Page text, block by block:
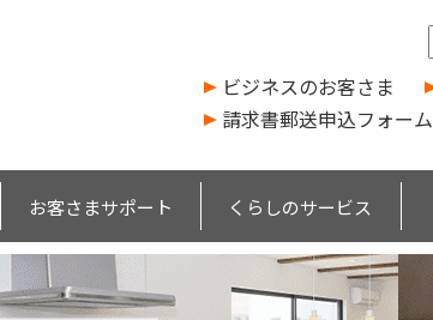
ビジネスのお客さま
請求書郵送申込フォーム
お客さまサポート くらしのサービス